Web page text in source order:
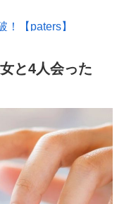
【paters】
チャーズ)
と4人会った